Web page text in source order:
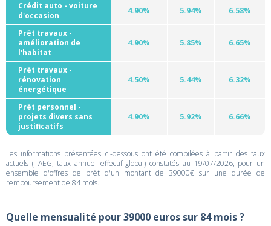
Crédit auto - voiture
d'occasion
4.90% 5.94% 6.58%
Prêt travaux -
amélioration de
l'habitat
4.90% 5.85% 6.65%
Prêt travaux -
rénovation
énergétique
4.50% 5.44% 6.32%
Prêt personnel -
projets divers sans
justificatifs
4.90% 5.92% 6.66%
Les informations présentées ci-dessous ont été compilées à partir des taux
actuels (TAEG, taux annuel effectif global) constatés au 19/07/2026, pour un
ensemble d'offres de prêt d'un montant de 39000€ sur une durée de
remboursement de 84 mois.
Quelle mensualité pour 39000 euros sur 84 mois ?